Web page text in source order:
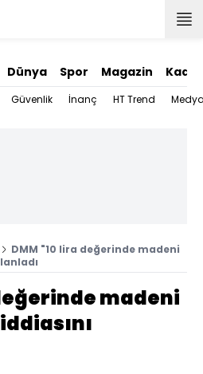
Dünya Spor Magazin Kadın
Güvenlik İnanç HT Trend
DMM "10 lira değerinde madeni
madeni